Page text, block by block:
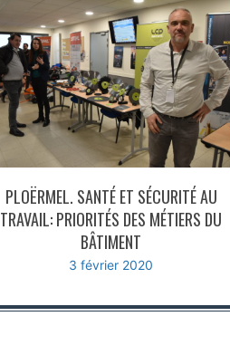
PLOËRMEL. SANTÉ ET SÉCURITÉ AU
TRAVAIL: PRIORITÉS DES MÉTIERS DU
BÂTIMENT
3 février 2020